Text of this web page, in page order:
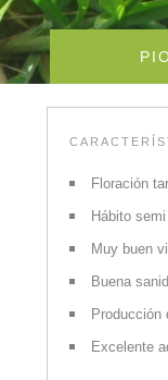
Floración
Hábito
Muy buen
Buena
Producción
Excelente